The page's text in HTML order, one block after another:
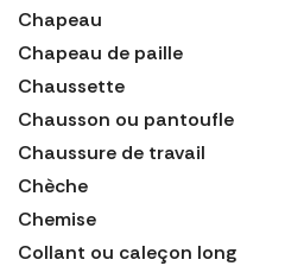
Chapeau
Chapeau de paille
Chaussette
Chausson ou pantoufle
Chaussure de travail
Chèche
Chemise
Collant ou caleçon long